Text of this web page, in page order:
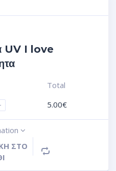
UV I love
Total
5.00€
ΣΤΟ